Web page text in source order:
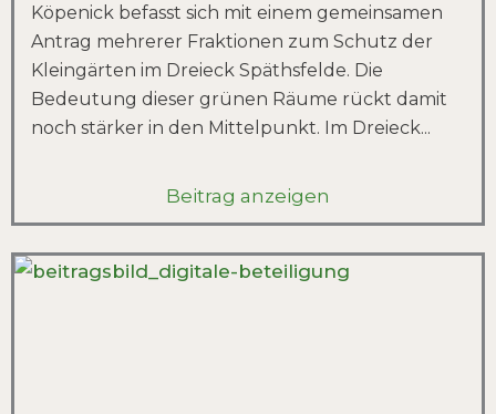
Köpenick befasst sich mit einem gemeinsamen
Antrag mehrerer Fraktionen zum Schutz der
Kleingärten im Dreieck Späthsfelde. Die
Bedeutung dieser grünen Räume rückt damit
noch stärker in den Mittelpunkt. Im Dreieck...
Beitrag anzeigen